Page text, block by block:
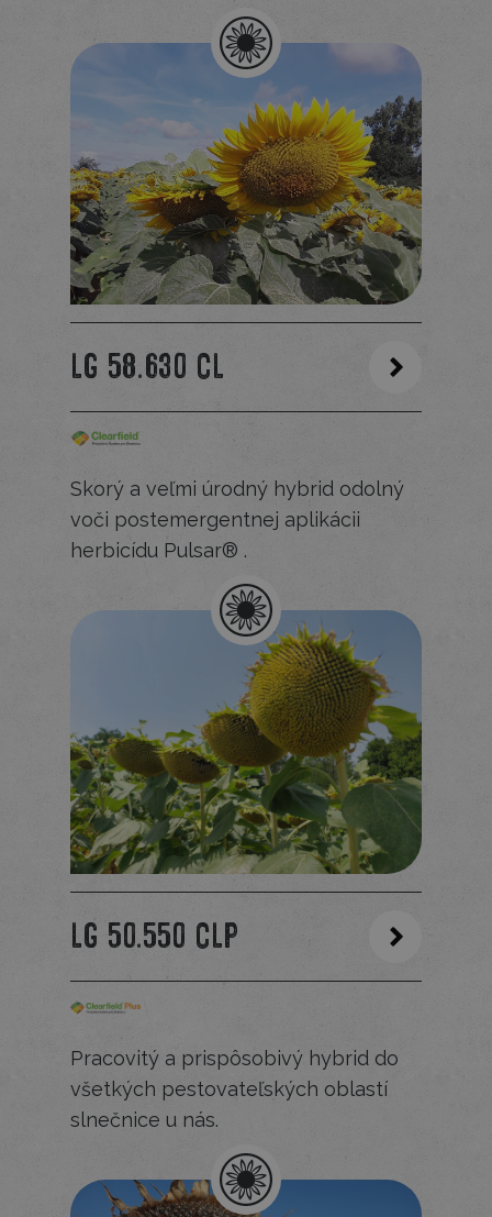
LG 58.630 CL
Skorý a veľmi úrodný hybrid odolný
voči postemergentnej aplikácii
herbicídu Pulsar® .
LG 50.550 CLP
Pracovitý a prispôsobivý hybrid do
všetkých pestovateľských oblastí
slnečnice u nás.